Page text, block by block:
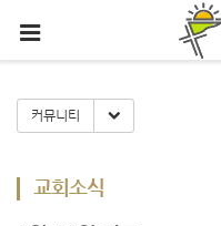
커뮤니티 Toggle Dropdown
교회소식